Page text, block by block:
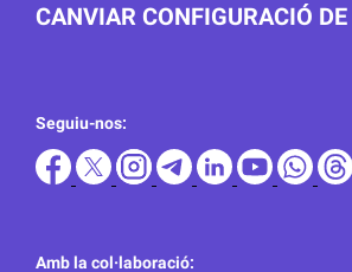
CANVIAR CONFIGURACIÓ
Seguiu-nos:
Amb la col·laboració: